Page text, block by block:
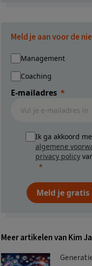
Meld je aan voor de
Management
Coaching
E-mailadres
Ik ga akkoord
algemene
privacy policy
Meld je gratis
Meer artikelen van Kim